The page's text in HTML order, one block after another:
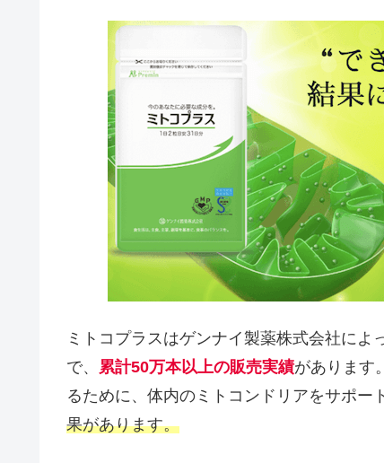
ミトコプラスはゲンナイ製薬株式会社に
で、 累計50万本以上の販売実績があります
るために、体内のミトコンドリアをサポー
果があります。